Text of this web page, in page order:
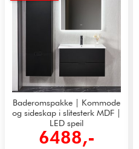
Baderomspakke | Kommode
og sideskap i slitesterk MDF |
LED speil
6488,-